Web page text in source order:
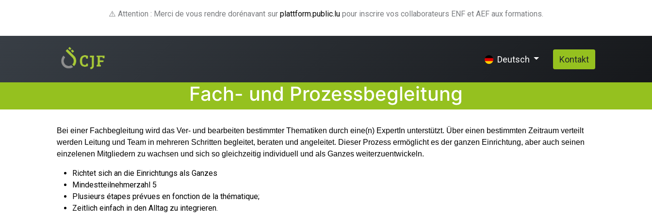
⚠️ Attention : Merci de vous rendre dorénavant sur plattform.public.lu pour inscrire vos collaborateurs ENF et AEF aux formations.
qui-nous-sommes Hilfe
Deutsch Kontakt
Fach- und Prozessbegleitung
Bei einer Fachbegleitung wird das Ver- und bearbeiten bestimmter Thematiken durch eine(n) ExpertIn unterstützt. Über einen bestimmten Zeitraum verteilt
werden Leitung und Team in mehreren Schritten begleitet, beraten und angeleitet. Dieser Prozess ermöglicht es der ganzen Einrichtung, aber auch seinen
einzelenen Mitgliedern zu wachsen und sich so gleichzeitig individuell und als Ganzes weiterzuentwickeln.
Richtet sich an die Einrichtungs als Ganzes
Mindestteilnehmerzahl 5
Plusieurs étapes prévues en fonction de la thématique;
Zeitlich einfach in den Alltag zu integrieren.